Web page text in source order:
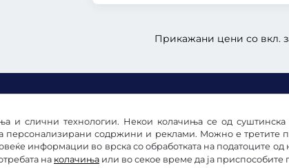
и слични технологии. Некои колачиња се од
персонализирани содржини и реклами. Можно е третите
информации во врска со обработката на податоците од
на колачиња или во секое време да ја приспособите
Прикажани цени со вкл.